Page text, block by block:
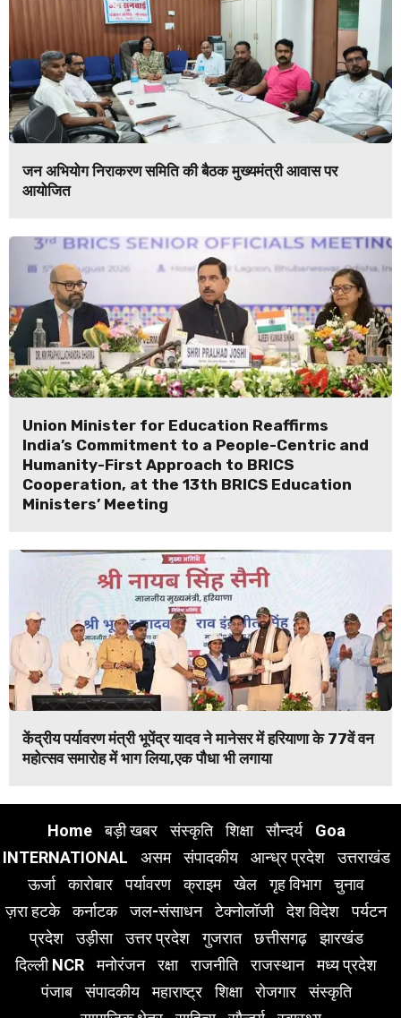
जन अभियोग निराकरण समिति की बैठक मुख्यमंत्री आवास पर
आयोजित
Union Minister for Education Reaffirms
India’s Commitment to a People-Centric and
Humanity-First Approach to BRICS
Cooperation, at the 13th BRICS Education
Ministers’ Meeting
केंद्रीय पर्यावरण मंत्री भूपेंद्र यादव ने मानेसर में हरियाणा के 77वें वन
महोत्सव समारोह में भाग लिया,एक पौधा भी लगाया
Home बड़ी खबर संस्कृति शिक्षा सौन्दर्य
Goa
INTERNATIONAL
असम संपादकीय आन्ध्र प्रदेश
उत्तराखंड
ऊर्जा
कारोबार पर्यावरण क्राइम खेल गृह विभाग
चुनाव
ज़रा हटके
कर्नाटक जल-संसाधन टेक्नोलॉजी देश विदेश
पर्यटन
प्रदेश
उड़ीसा उत्तर प्रदेश गुजरात छत्तीसगढ़
झारखंड
दिल्ली NCR
मनोरंजन रक्षा राजनीति राजस्थान
मध्य प्रदेश
पंजाब
संपादकीय महाराष्ट्र शिक्षा रोजगार
संस्कृति